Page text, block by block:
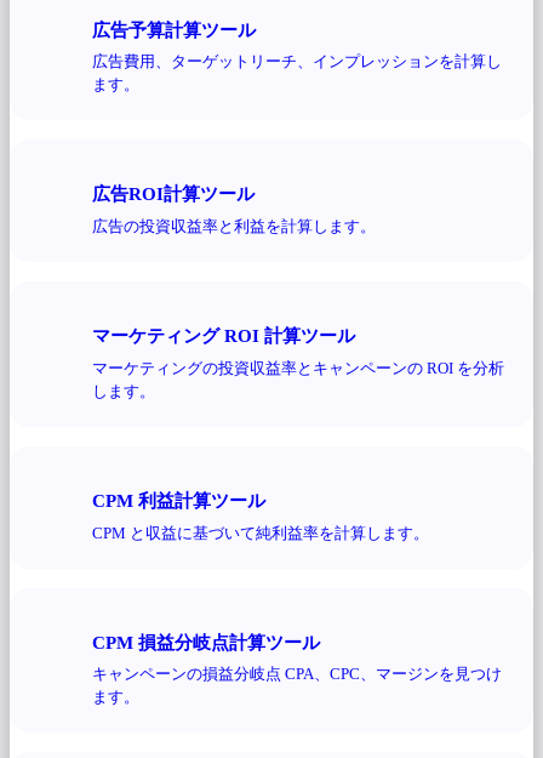
広告予算計算ツール
広告費用、ターゲットリーチ、インプレッションを計算し
ます。
広告ROI計算ツール
広告の投資収益率と利益を計算します。
マーケティング ROI 計算ツール
マーケティングの投資収益率とキャンペーンの ROI を分析
します。
CPM 利益計算ツール
CPM と収益に基づいて純利益率を計算します。
CPM 損益分岐点計算ツール
キャンペーンの損益分岐点 CPA、CPC、マージンを見つけ
ます。